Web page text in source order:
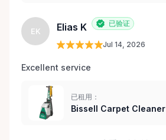
EK Elias K 已验证
Jul 14, 2026
Excellent service
已租用：
Bissell Carpet Cleaner